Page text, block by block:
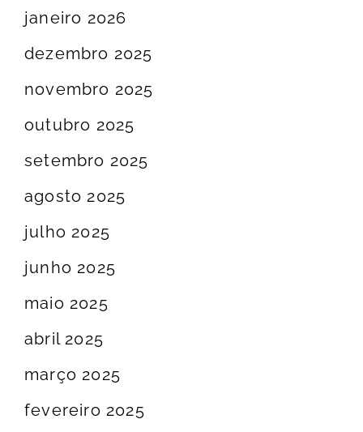
janeiro 2026
dezembro 2025
novembro 2025
outubro 2025
setembro 2025
agosto 2025
julho 2025
junho 2025
maio 2025
abril 2025
março 2025
fevereiro 2025